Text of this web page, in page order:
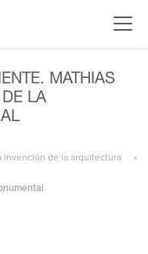
MATHIAS
LA
invención de la arquitectura